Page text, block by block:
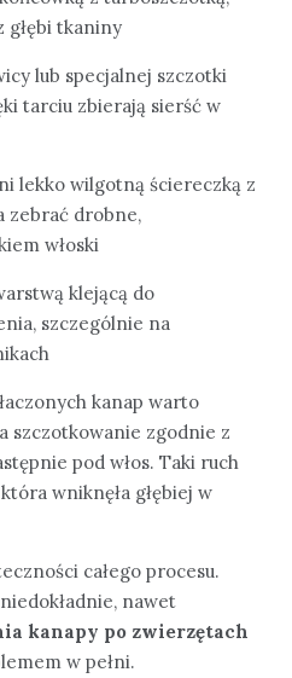
głębi tkaniny
lub specjalnej szczotki
tarciu zbierają sierść w
lekko wilgotną ściereczką z
zebrać drobne,
włoski
klejącą do
szczególnie na
kanap warto
szczotkowanie zgodnie z
pod włos. Taki ruch
wniknęła głębiej w
całego procesu.
nawet
kanapy po zwierzętach
w pełni.